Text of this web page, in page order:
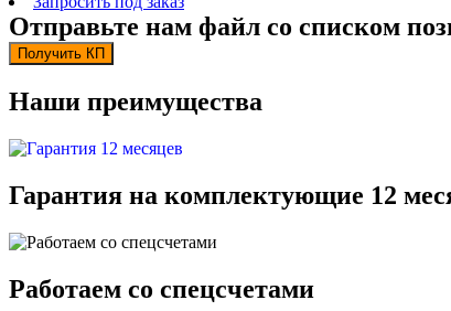
Отправьте нам файл со списком
Получить КП
Наши преимущества
Гарантия на комплектующие 12
Работаем со спецсчетами